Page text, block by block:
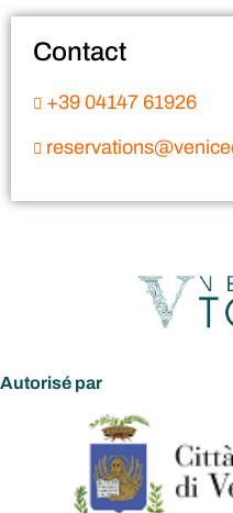
Contact
+39 04147 61926
Autorisé par